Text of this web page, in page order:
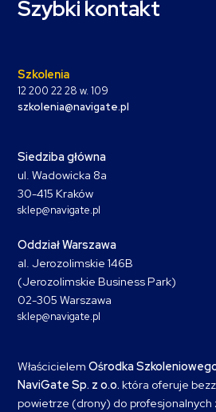
Szybki kontakt
Szkolenia
12 200 22 28 w. 109
szkolenia@navigate.pl
Siedziba główna
ul. Wadowicka 8a
30-415 Kraków
sklep@navigate.pl
Oddział Warszawa
al. Jerozolimskie 146B
(Jerozolimskie Business Park)
02-305 Warszawa
sklep@navigate.pl
Właścicielem Ośrodka
NaviGate Sp. z o.o. która oferuje
powietrze (drony) do profesjonalnych